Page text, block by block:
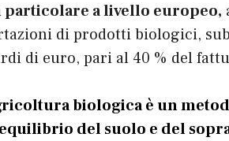
particolare a livello europeo,
di prodotti biologici,
di euro, pari al 40 % del
biologica è un
del suolo e del